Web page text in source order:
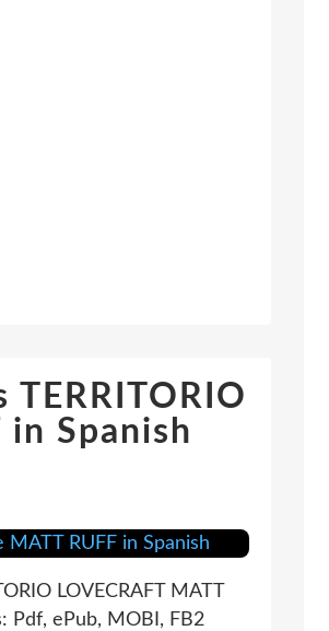
in Spanish
LOVECRAFT MATT
Pdf, ePub, MOBI, FB2